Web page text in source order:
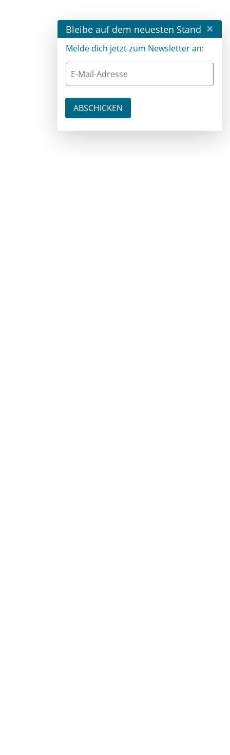
Bleibe auf dem neuesten Stand ×
Melde dich jetzt zum Newsletter an: